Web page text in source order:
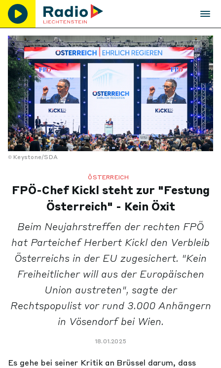
Keystone/SDA
ÖSTERREICH
FPÖ-Chef Kickl steht zur "Festung
Österreich" - Kein Öxit
Beim Neujahrstreffen der rechten FPÖ
hat Parteichef Herbert Kickl den Verbleib
Österreichs in der EU zugesichert. "Kein
Freiheitlicher will aus der Europäischen
Union austreten", sagte der
Rechtspopulist vor rund 3.000 Anhängern
in Vösendorf bei Wien.
18.01.2025
Es gehe bei seiner Kritik an Brüssel darum, dass